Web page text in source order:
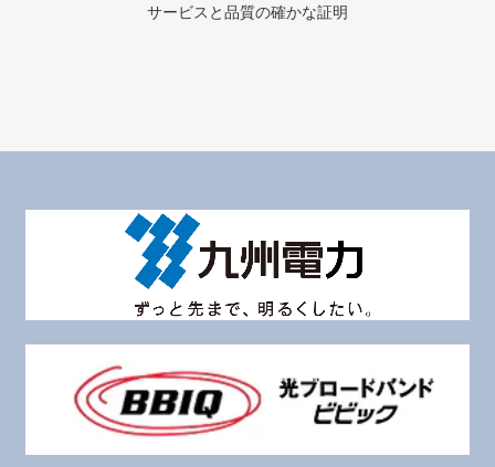
サービスと品質の確かな証明